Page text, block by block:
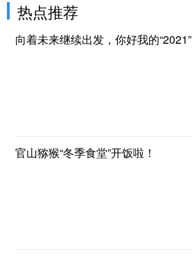
热点推荐
向着未来继续出发，你好我的“2021”
官山猕猴“冬季食堂”开饭啦！